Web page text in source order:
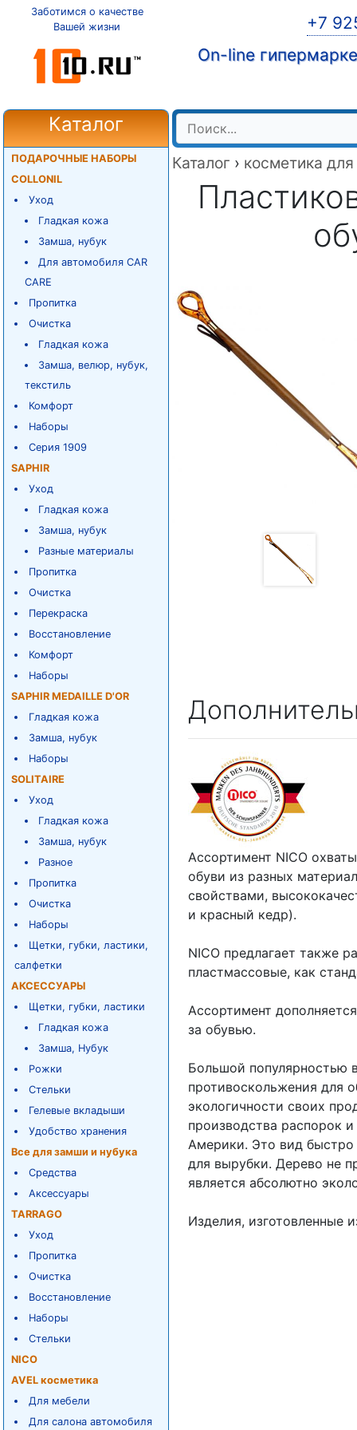
Заботимся о качестве
Вашей жизни
+7
On-line
Каталог
ПОДАРОЧНЫЕ НАБОРЫ
COLLONIL
Уход
Гладкая кожа
Замша, нубук
Для автомобиля CAR
CARE
Пропитка
Очистка
Гладкая кожа
Замша, велюр, нубук,
текстиль
Комфорт
Наборы
Серия 1909
SAPHIR
Уход
Гладкая кожа
Замша, нубук
Разные материалы
Пропитка
Очистка
Перекраска
Восстановление
Комфорт
Наборы
SAPHIR MEDAILLE D'OR
Гладкая кожа
Замша, нубук
Наборы
SOLITAIRE
Уход
Гладкая кожа
Замша, нубук
Разное
Пропитка
Очистка
Наборы
Щетки, губки, ластики,
салфетки
АКСЕССУАРЫ
Щетки, губки, ластики
Гладкая кожа
Замша, Нубук
Рожки
Стельки
Гелевые вкладыши
Удобство хранения
Все для замши и нубука
Средства
Аксессуары
TARRAGO
Уход
Пропитка
Очистка
Восстановление
Наборы
Стельки
NICO
AVEL косметика
Для мебели
Для салона автомобиля
Каталог › косметика
Ассортимент NICO
обуви из разных
свойствами,
и красный кедр).
NICO предлагает также
пластмассовые, как
Ассортимент
за обувью.
Большой популярностью
противоскольжения для
экологичности своих
производства распорок
Америки. Это вид быстро
для вырубки. Дерево не
является абсолютно
Изделия, изготовленные